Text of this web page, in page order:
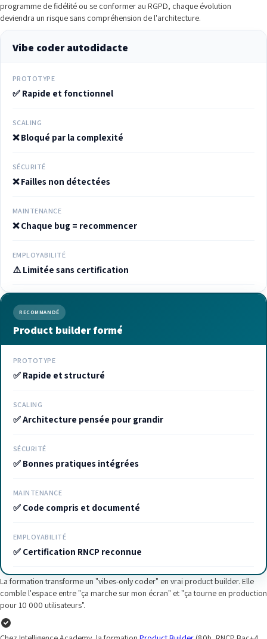
programme de fidélité ou se conformer au RGPD, chaque évolution
deviendra un risque sans compréhension de l'architecture.
Vibe coder autodidacte
PROTOTYPE
✅ Rapide et fonctionnel
SCALING
❌ Bloqué par la complexité
SÉCURITÉ
❌ Failles non détectées
MAINTENANCE
❌ Chaque bug = recommencer
EMPLOYABILITÉ
⚠️ Limitée sans certification
RECOMMANDÉ
Product builder formé
PROTOTYPE
✅ Rapide et structuré
SCALING
✅ Architecture pensée pour grandir
SÉCURITÉ
✅ Bonnes pratiques intégrées
MAINTENANCE
✅ Code compris et documenté
EMPLOYABILITÉ
✅ Certification RNCP reconnue
La formation transforme un "vibes-only coder" en vrai product builder. Elle
comble l'espace entre "ça marche sur mon écran" et "ça tourne en production
pour 10 000 utilisateurs".